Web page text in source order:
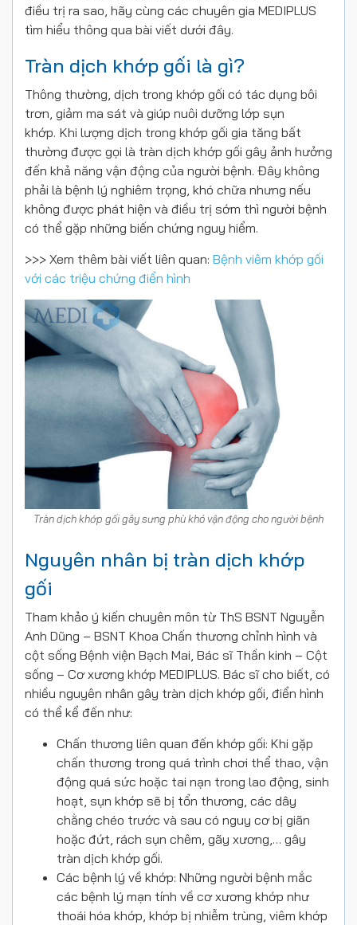
điều trị ra sao, hãy cùng các chuyên gia MEDIPLUS
tìm hiểu thông qua bài viết dưới đây.
Tràn dịch khớp gối là gì?
Thông thường, dịch trong khớp gối có tác dụng bôi
trơn, giảm ma sát và giúp nuôi dưỡng lớp sụn
khớp. Khi lượng dịch trong khớp gối gia tăng bất
thường được gọi là tràn dịch khớp gối gây ảnh hưởng
đến khả năng vận động của người bệnh. Đây không
phải là bệnh lý nghiêm trọng, khó chữa nhưng nếu
không được phát hiện và điều trị sớm thì người bệnh
có thể gặp những biến chứng nguy hiểm.
>>> Xem thêm bài viết liên quan: Bệnh viêm khớp gối
với các triệu chứng điển hình
Tràn dịch khớp gối gây sưng phù khó vận động cho người bệnh
Nguyên nhân bị tràn dịch khớp
gối
Tham khảo ý kiến chuyên môn từ ThS BSNT Nguyễn
Anh Dũng – BSNT Khoa Chấn thương chỉnh hình và
cột sống Bệnh viện Bạch Mai, Bác sĩ Thần kinh – Cột
sống – Cơ xương khớp MEDIPLUS. Bác sĩ cho biết, có
nhiều nguyên nhân gây tràn dịch khớp gối, điển hình
có thể kể đến như:
Chấn thương liên quan đến khớp gối: Khi gặp
chấn thương trong quá trình chơi thể thao, vận
động quá sức hoặc tai nạn trong lao động, sinh
hoạt, sụn khớp sẽ bị tổn thương, các dây
chằng chéo trước và sau có nguy cơ bị giãn
hoặc đứt, rách sụn chêm, gãy xương,… gây
tràn dịch khớp gối.
Các bệnh lý về khớp: Những người bệnh mắc
các bệnh lý mạn tính về cơ xương khớp như
thoái hóa khớp, khớp bị nhiễm trùng, viêm khớp